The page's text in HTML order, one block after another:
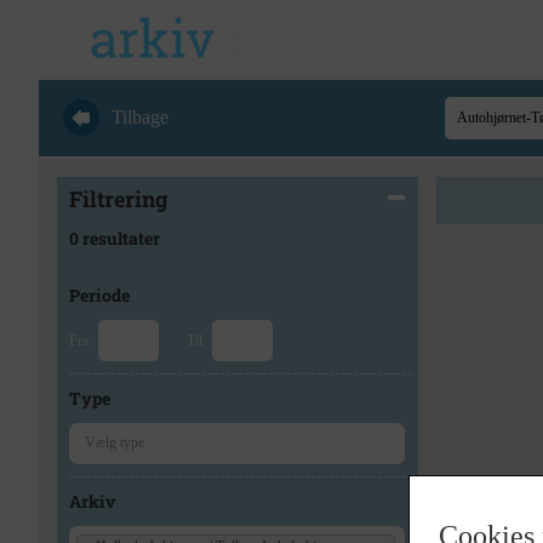
Tilbage
Filtrering
0 resultater
Periode
Fra Til
Type
Arkiv